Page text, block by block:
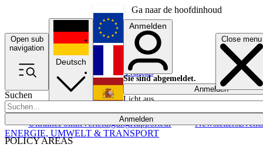
Ga naar de hoofdinhoud
Open sub
navigation
Close menu
Suchen
Anmelden
POLICY AREAS
UkrainePolitikVerteidigungRapporteur NewslettersEvents
Deutsch
English
Français
Anmelden
Sie sind abgemeldet.
Anmelden
Licht aus
ENERGIE, UMWELT & TRANSPORT